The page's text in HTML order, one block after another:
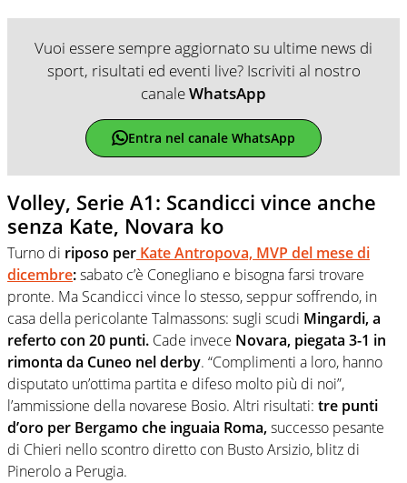
Vuoi essere sempre aggiornato su ultime news di
sport, risultati ed eventi live? Iscriviti al nostro
canaleWhatsApp
Entra nel canale WhatsApp
Volley, Serie A1: Scandicci vince anche
senza Kate, Novara ko
Turno di riposo per Kate Antropova, MVP del mese di
dicembre:sabato c’è Conegliano e bisogna farsi trovare
pronte. Ma Scandicci vince lo stesso, seppur soffrendo, in
casa della pericolante Talmassons: sugli scudi Mingardi, a
referto con 20 punti. Cade invece Novara, piegata 3-1 in
rimonta da Cuneo nel derby. “Complimenti a loro, hanno
disputato un’ottima partita e difeso molto più di noi”,
l’ammissione della novarese Bosio. Altri risultati: tre punti
d’oro per Bergamo che inguaia Roma,successo pesante
di Chieri nello scontro diretto con Busto Arsizio, blitz di
Pinerolo a Perugia.